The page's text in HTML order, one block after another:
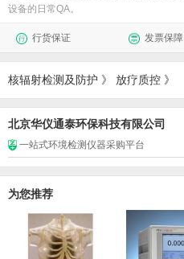
设备的日常QA。
行货保证 发票保障
核辐射检测及防护 》 放疗质控 》
北京华仪通泰环保科技有限公司
一站式环境检测仪器采购平台
为您推荐